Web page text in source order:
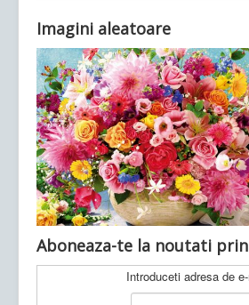
Ultimele articole: Vi, 04.11.2022 -
Județean Mehedinți
Imagini aleatoare
Aboneaza-te la noutati
Introduceti adresa de